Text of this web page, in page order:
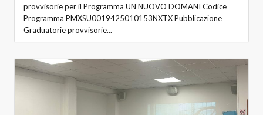
provvisorie per il Programma UN NUOVO DOMANI Codice
Programma PMXSU0019425010153NXTX Pubblicazione
Graduatorie provvisorie...